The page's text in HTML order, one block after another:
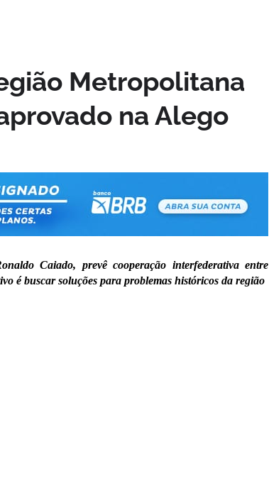
Metropolitana
na Alego
Caiado, prevê cooperação interfederativa entre
é buscar soluções para problemas históricos da região